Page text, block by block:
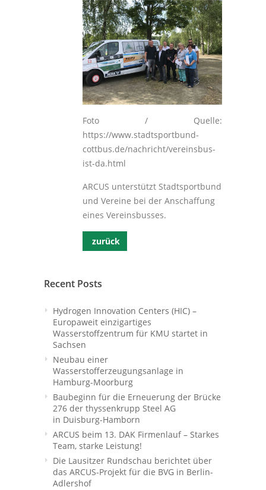
Foto / Quelle:
https://www.stadtsportbund-
cottbus.de/nachricht/vereinsbus-
ist-da.html
ARCUS unterstützt Stadtsportbund
und Vereine bei der Anschaffung
eines Vereinsbusses.
zurück
Recent Posts
Hydrogen Innovation Centers (HIC) –
Europaweit einzigartiges
Wasserstoffzentrum für KMU startet in
Sachsen
Neubau einer
Wasserstofferzeugungsanlage in
Hamburg-Moorburg
Baubeginn für die Erneuerung der Brücke
276 der thyssenkrupp Steel AG
in Duisburg-Hamborn
ARCUS beim 13. DAK Firmenlauf – Starkes
Team, starke Leistung!
Die Lausitzer Rundschau berichtet über
das ARCUS-Projekt für die BVG in Berlin-
Adlershof